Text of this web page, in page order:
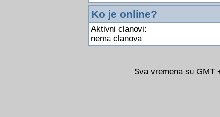
Ko je online?
Aktivni clanovi:
nema clanova
Sva vremena su GMT